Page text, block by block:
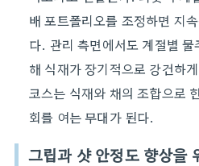
배 포트폴리오를 조정하면 지
다. 관리 측면에서도 계절별
해 식재가 장기적으로 강건하
코스는 식재와 채의 조합으로
회를 여는 무대가 된다.
그립과 샷 안정도 향상을